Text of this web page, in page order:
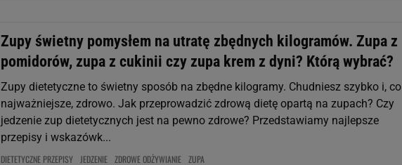
Zupy świetny pomysłem na utratę zbędnych kilogramów. Zupa z
pomidorów, zupa z cukinii czy zupa krem z dyni? Którą wybrać?
Zupy dietetyczne to świetny sposób na zbędne kilogramy. Chudniesz szybko i, co
najważniejsze, zdrowo. Jak przeprowadzić zdrową dietę opartą na zupach? Czy
jedzenie zup dietetycznych jest na pewno zdrowe? Przedstawiamy najlepsze
przepisy i wskazówk...
DIETETYCZNE PRZEPISY JEDZENIE ZDROWE ODŻYWIANIE ZUPA